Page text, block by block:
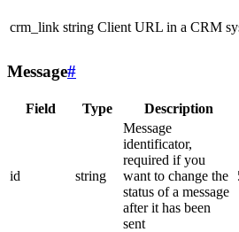
crm_link string Client URL in a CRM
Message#
Field Type Description
id string
Message
identificator,
required if you
want to change the
status of a message
after it has been
sent